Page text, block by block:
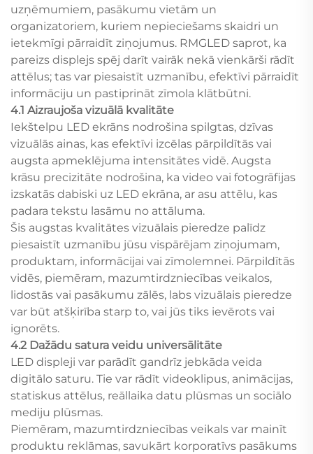
uzņēmumiem, pasākumu vietām un
organizatoriem, kuriem nepieciešams skaidri un
ietekmīgi pārraidīt ziņojumus. RMGLED saprot, ka
pareizs displejs spēj darīt vairāk nekā vienkārši rādīt
attēlus; tas var piesaistīt uzmanību, efektīvi pārraidīt
informāciju un pastiprināt zīmola klātbūtni.
4.1 Aizraujoša vizuālā kvalitāte
Iekštelpu LED ekrāns nodrošina spilgtas, dzīvas
vizuālās ainas, kas efektīvi izcēlas pārpildītās vai
augsta apmeklējuma intensitātes vidē. Augsta
krāsu precizitāte nodrošina, ka video vai fotogrāfijas
izskatās dabiski uz LED ekrāna, ar asu attēlu, kas
padara tekstu lasāmu no attāluma.
Šis augstas kvalitātes vizuālais pieredze palīdz
piesaistīt uzmanību jūsu vispārējam ziņojumam,
produktam, informācijai vai zīmolemnei. Pārpildītās
vidēs, piemēram, mazumtirdzniecības veikalos,
lidostās vai pasākumu zālēs, labs vizuālais pieredze
var būt atšķirība starp to, vai jūs tiks ievērots vai
ignorēts.
4.2 Dažādu satura veidu universālitāte
LED displeji var parādīt gandrīz jebkāda veida
digitālo saturu. Tie var rādīt videoklipus, animācijas,
statiskus attēlus, reāllaika datu plūsmas un sociālo
mediju plūsmas.
Piemēram, mazumtirdzniecības veikals var mainīt
produktu reklāmas, savukārt korporatīvs pasākums